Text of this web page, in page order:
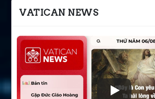
VATICAN NEWS